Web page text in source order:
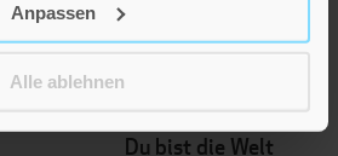
Anpassen
Alle ablehnen
Du bist die Welt